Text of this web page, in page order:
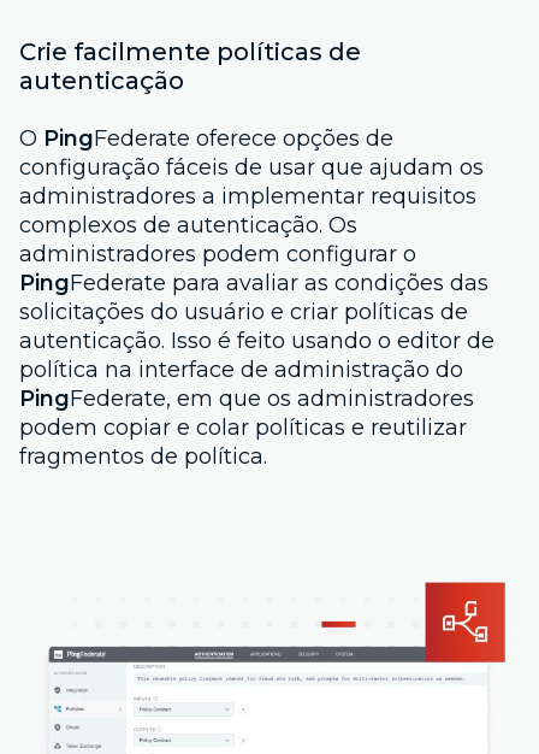
Crie facilmente políticas de
autenticação
O PingFederate oferece opções de
configuração fáceis de usar que ajudam os
administradores a implementar requisitos
complexos de autenticação. Os
administradores podem configurar o
PingFederate para avaliar as condições das
solicitações do usuário e criar políticas de
autenticação. Isso é feito usando o editor de
política na interface de administração do
PingFederate, em que os administradores
podem copiar e colar políticas e reutilizar
fragmentos de política.